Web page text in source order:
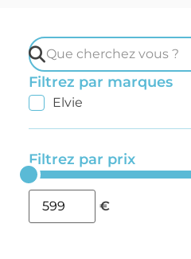
Filtrez par marques
Elvie
Filtrez par prix
€